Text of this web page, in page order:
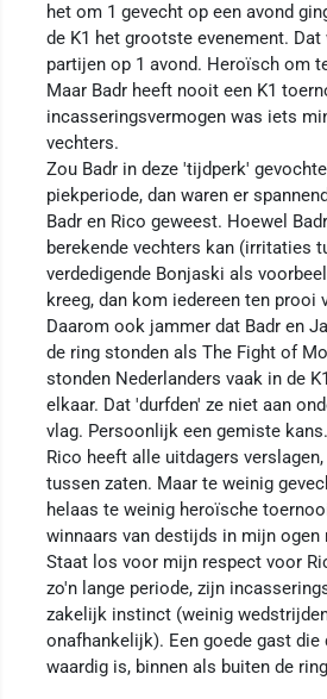
het om 1 gevecht op een avond
de K1 het grootste evenement.
partijen op 1 avond. Heroïsch om
Maar Badr heeft nooit een K1
incasseringsvermogen was iets
vechters.
Zou Badr in deze 'tijdperk'
piekperiode, dan waren er
Badr en Rico geweest. Hoewel
berekende vechters kan (irritaties
verdedigende Bonjaski als
kreeg, dan kom iedereen ten prooi
Daarom ook jammer dat Badr en
de ring stonden als The Fight of
stonden Nederlanders vaak in de
elkaar. Dat 'durfden' ze niet aan
vlag. Persoonlijk een gemiste kans.
Rico heeft alle uitdagers
tussen zaten. Maar te weinig
helaas te weinig heroïsche
winnaars van destijds in mijn ogen
Staat los voor mijn respect voor
zo'n lange periode, zijn
zakelijk instinct (weinig
onafhankelijk). Een goede gast
waardig is, binnen als buiten de